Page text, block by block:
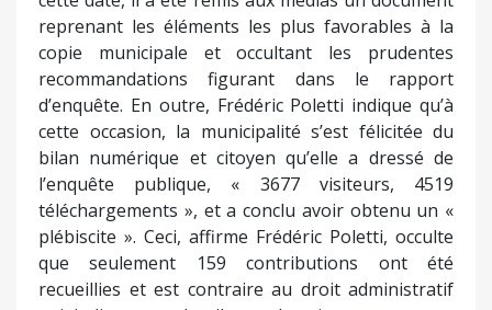
Mise en scène communicationnelle
Enfin, Frédéric Poletti dénoncé une mise en scène
communicationnelle en affirmant : « On
télécharge, donc on adhère ? La mairie invente la
démocratie à clics. » En effet, il relève que le
rapport d’enquête, remis le 31 mars au maire de
Bastia, aurait dû être rendu public sans délai. C’est
la loi ! Or jusqu’au 25 avril, rien ne s’est passé. Et à